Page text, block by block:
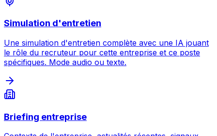
Simulation d'entretien
Une simulation d'entretien complète avec une IA jouant
le rôle du recruteur pour cette entreprise et ce poste
spécifiques. Mode audio ou texte.
Briefing entreprise